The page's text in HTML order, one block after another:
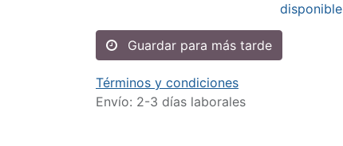
disponible
Guardar para más tarde
Términos y condiciones
Envío: 2-3 días laborales